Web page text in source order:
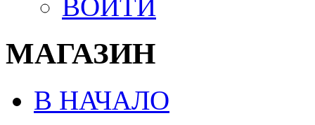
ВОЙТИ
МАГАЗИН
В НАЧАЛО